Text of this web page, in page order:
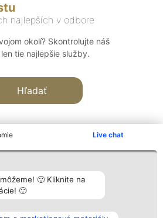
Live chat
🙂 Kliknite na
🙂
najlepších v odbore
okolí? Skontrolujte náš
tie najlepšie služby.
Hľadať
Hodnotenie
Laureáti
Lista
Laureatów
Kontakt
Kontakt